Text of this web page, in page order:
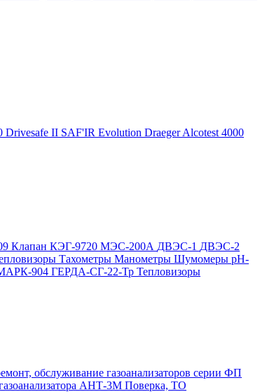
Drivesafe II SAF'IR Evolution Draeger Alcotest 4000
Клапан КЭГ-9720 МЭС-200А ДВЭС-1 ДВЭС-2
Тахометры Манометры Шумомеры pH-
904 ГЕРДА-СГ-22-Тр Тепловизоры
обслуживание газоанализаторов серии ФП
АНТ-3М Поверка, ТО